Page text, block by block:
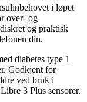
i løpet
over- og
og praktisk
din.
diabetes type 1
Godkjent for
ved bruk i
3 Plus sensorer.